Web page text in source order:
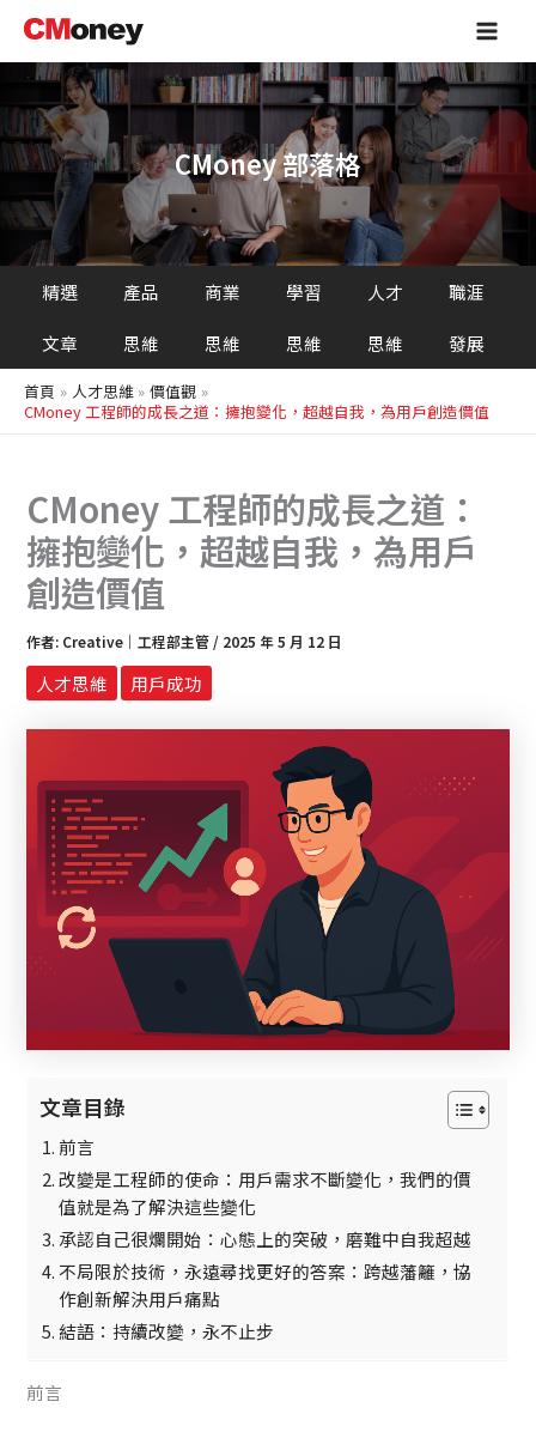
主
容
Main
CMoney 部落格
精選
文章
產品
思維
商業
思維
學習
思維
人才
思維
職涯
發展
首頁 人才思維
價值觀
CMoney 工程師的成長之道：擁抱變化，超越自我，為用戶創造價值
CMoney 工程師的成長之道：
擁抱變化，超越自我，為用戶
創造價值
作者: Creative｜工程部主管 / 2025 年 5 月 12 日
人才思維 用戶成功
文章目錄
前言
改變是工程師的使命：用戶需求不斷變化，我們的價
值就是為了解決這些變化
承認自己很爛開始：心態上的突破，磨難中自我超越
不局限於技術，永遠尋找更好的答案：跨越藩籬，協
作創新解決用戶痛點
結語：持續改變，永不止步
前言
尋